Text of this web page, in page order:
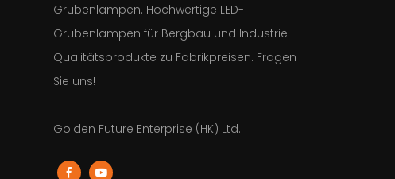
Grubenlampen. Hochwertige LED-
Grubenlampen für Bergbau und Industrie.
Qualitätsprodukte zu Fabrikpreisen. Fragen
Sie uns!
Golden Future Enterprise (HK) Ltd.